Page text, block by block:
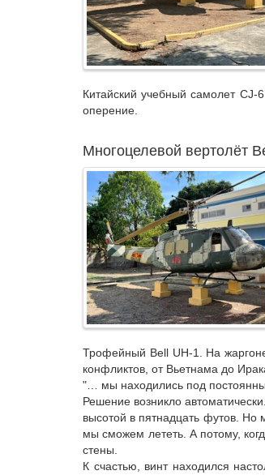
Китайский учебный самолет СJ-
оперение.
Многоцелевой вертолёт
Трофейный Bell UH-1. На
конфликтов, от Вьетнама до
"… мы находились под
Решение возникло
высотой в пятнадцать футов. Но
мы сможем лететь. А потому,
стены.
К счастью, винт находился